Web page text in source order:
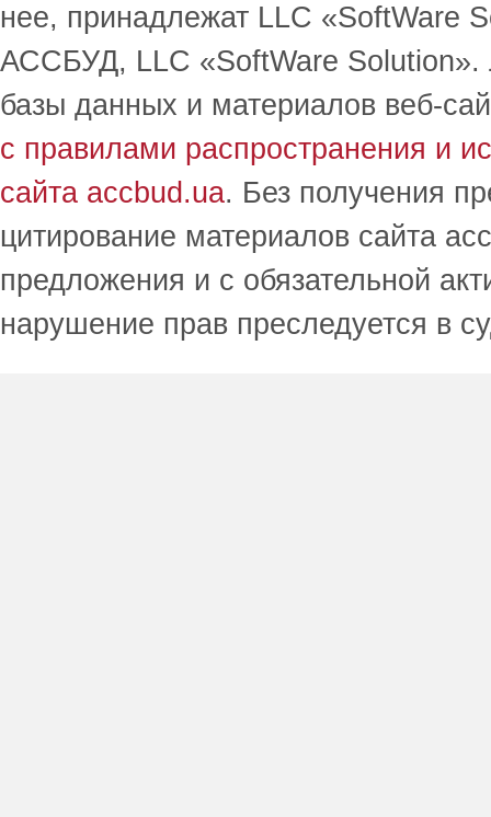
нее, принадлежат LLC
АССБУД, LLC «SoftWare Solution».
базы данных и материалов веб-
с правилами распространения и
сайта accbud.ua. Без получения
цитирование материалов сайта
предложения и с обязательной
нарушение прав преследуется в